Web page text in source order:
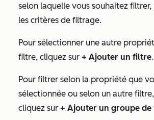
selon laquelle vous souhaitez filtrer,
les critères de filtrage.
Pour sélectionner une autre
filtre, cliquez sur + Ajouter un filtre.
Pour filtrer selon la propriété que
sélectionnée ou selon un autre
cliquez sur + Ajouter un groupe de